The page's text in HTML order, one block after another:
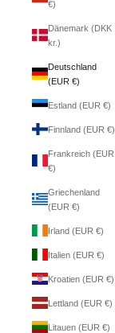
€)
Dänemark (DKK
kr.)
Deutschland
(EUR €)
Estland (EUR €)
Finnland (EUR €)
Frankreich (EUR
€)
Griechenland
(EUR €)
Irland (EUR €)
Italien (EUR €)
Kroatien (EUR €)
Lettland (EUR €)
Litauen (EUR €)